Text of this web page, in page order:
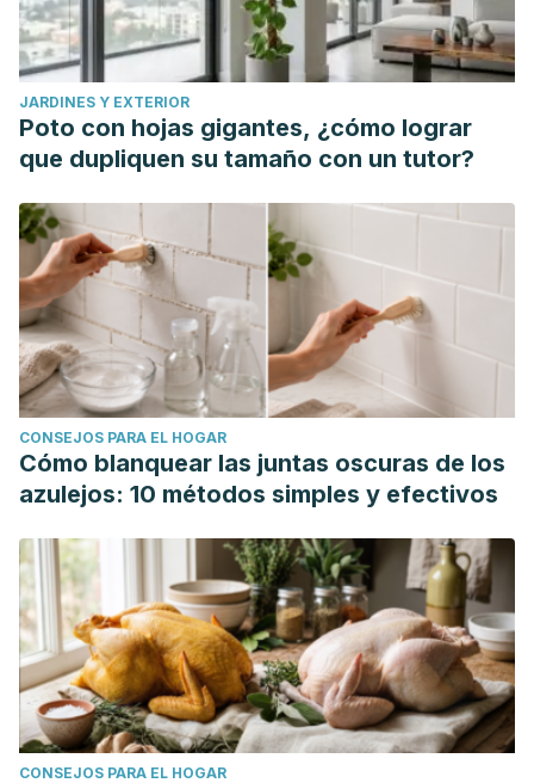
JARDINES Y EXTERIOR
Poto con hojas gigantes, ¿cómo lograr
que dupliquen su tamaño con un tutor?
CONSEJOS PARA EL HOGAR
Cómo blanquear las juntas oscuras de los
azulejos: 10 métodos simples y efectivos
CONSEJOS PARA EL HOGAR